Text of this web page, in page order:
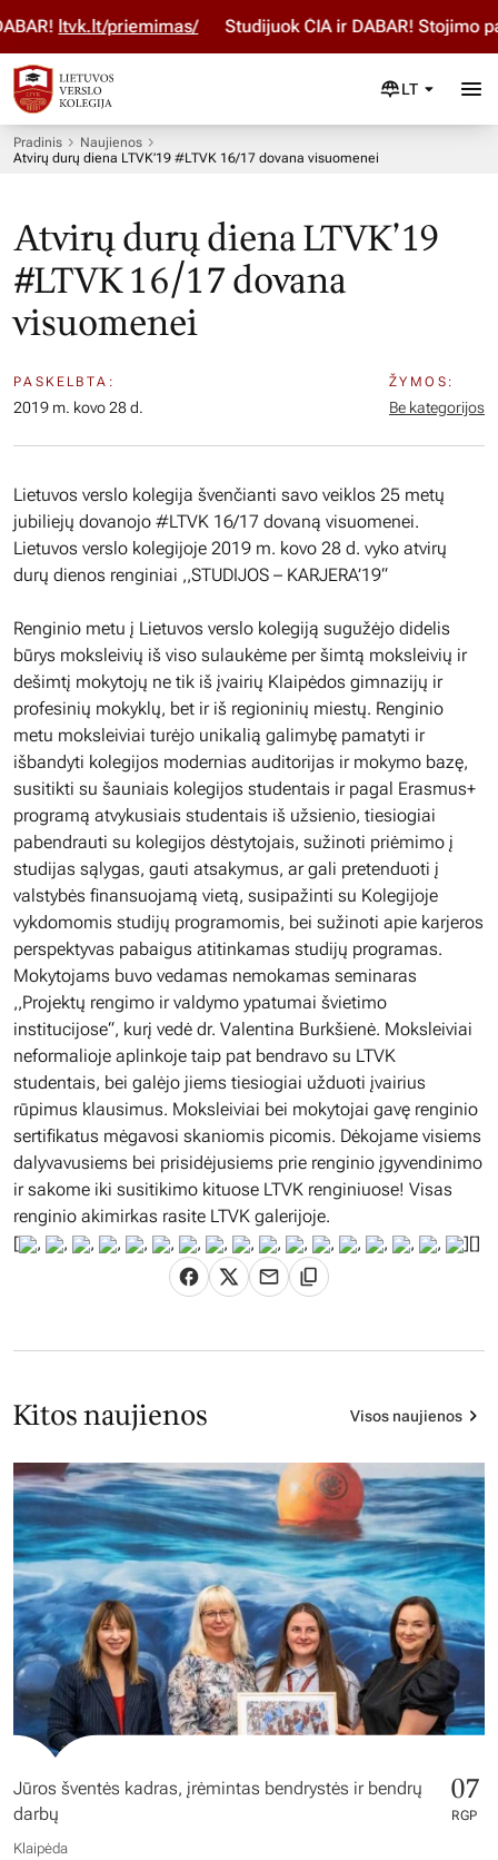
ltvk.lt/priemimas/ Studijuok ČIA ir DABAR! Stojimo
LT
Pradinis
Naujienos
Atvirų durų diena LTVK’19 #LTVK 16/17 dovana visuomenei
Atvirų durų diena LTVK’19
#LTVK 16/17 dovana
visuomenei
PASKELBTA:
2019 m. kovo 28 d.
ŽYMOS:
Be kategorijos
Lietuvos verslo kolegija švenčianti savo veiklos 25 metų
jubiliejų dovanojo #LTVK 16/17 dovaną visuomenei.
Lietuvos verslo kolegijoje 2019 m. kovo 28 d. vyko atvirų
durų dienos renginiai ,,STUDIJOS – KARJERA’19“
Renginio metu į Lietuvos verslo kolegiją sugužėjo didelis
būrys moksleivių iš viso sulaukėme per šimtą moksleivių ir
dešimtį mokytojų ne tik iš įvairių Klaipėdos gimnazijų ir
profesinių mokyklų, bet ir iš regioninių miestų. Renginio
metu moksleiviai turėjo unikalią galimybę pamatyti ir
išbandyti kolegijos modernias auditorijas ir mokymo bazę,
susitikti su šauniais kolegijos studentais ir pagal Erasmus+
programą atvykusiais studentais iš užsienio, tiesiogiai
pabendrauti su kolegijos dėstytojais, sužinoti priėmimo į
studijas sąlygas, gauti atsakymus, ar gali pretenduoti į
valstybės finansuojamą vietą, susipažinti su Kolegijoje
vykdomomis studijų programomis, bei sužinoti apie karjeros
perspektyvas pabaigus atitinkamas studijų programas.
Mokytojams buvo vedamas nemokamas seminaras
,,Projektų rengimo ir valdymo ypatumai švietimo
institucijose“, kurį vedė dr. Valentina Burkšienė. Moksleiviai
neformalioje aplinkoje taip pat bendravo su LTVK
studentais, bei galėjo jiems tiesiogiai užduoti įvairius
rūpimus klausimus. Moksleiviai bei mokytojai gavę renginio
sertifikatus mėgavosi skaniomis picomis. Dėkojame visiems
dalyvavusiems bei prisidėjusiems prie renginio įgyvendinimo
ir sakome iki susitikimo kituose LTVK renginiuose! Visas
renginio akimirkas rasite LTVK galerijoje.
[
, , , , , , , , , , , , , , , , ][]
Kitos naujienos Visos naujienos
Jūros šventės kadras, įrėmintas bendrystės ir bendrų
darbų
07
RGP
Klaipėda